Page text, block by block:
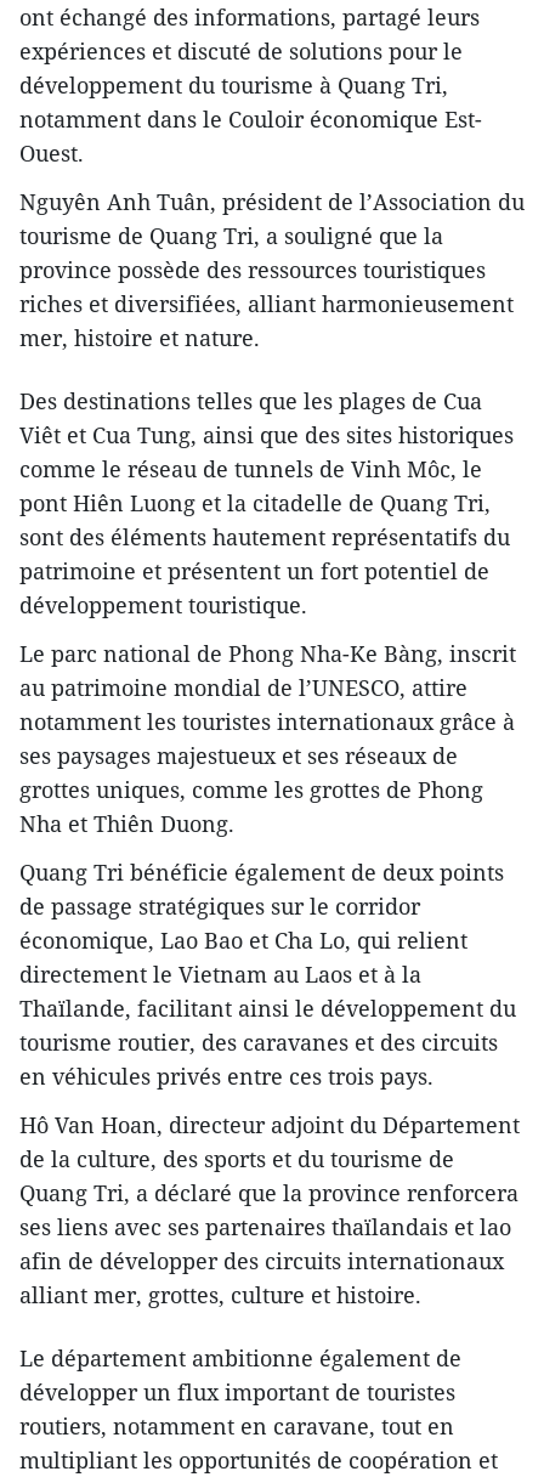
ont échangé des informations, partagé leurs
expériences et discuté de solutions pour le
développement du tourisme à Quang Tri,
notamment dans le Couloir économique Est-
Ouest.
Nguyên Anh Tuân, président de l’Association du
tourisme de Quang Tri, a souligné que la
province possède des ressources touristiques
riches et diversifiées, alliant harmonieusement
mer, histoire et nature.
Des destinations telles que les plages de Cua
Viêt et Cua Tung, ainsi que des sites historiques
comme le réseau de tunnels de Vinh Môc, le
pont Hiên Luong et la citadelle de Quang Tri,
sont des éléments hautement représentatifs du
patrimoine et présentent un fort potentiel de
développement touristique.
Le parc national de Phong Nha-Ke Bàng, inscrit
au patrimoine mondial de l’UNESCO, attire
notamment les touristes internationaux grâce à
ses paysages majestueux et ses réseaux de
grottes uniques, comme les grottes de Phong
Nha et Thiên Duong.
Quang Tri bénéficie également de deux points
de passage stratégiques sur le corridor
économique, Lao Bao et Cha Lo, qui relient
directement le Vietnam au Laos et à la
Thaïlande, facilitant ainsi le développement du
tourisme routier, des caravanes et des circuits
en véhicules privés entre ces trois pays.
Hô Van Hoan, directeur adjoint du Département
de la culture, des sports et du tourisme de
Quang Tri, a déclaré que la province renforcera
ses liens avec ses partenaires thaïlandais et lao
afin de développer des circuits internationaux
alliant mer, grottes, culture et histoire.
Le département ambitionne également de
développer un flux important de touristes
routiers, notamment en caravane, tout en
multipliant les opportunités de coopération et